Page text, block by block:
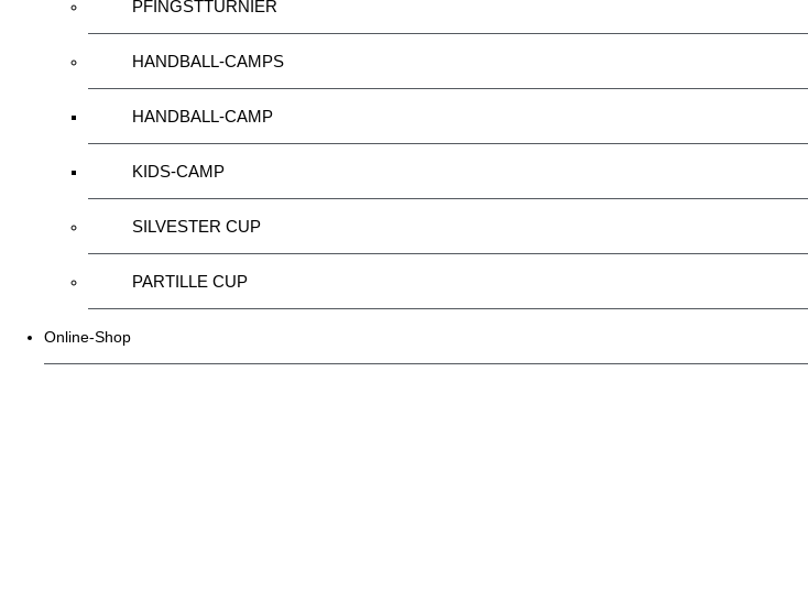
PFINGSTTURNIER
HANDBALL-CAMPS
HANDBALL-CAMP
KIDS-CAMP
SILVESTER CUP
PARTILLE CUP
Online-Shop